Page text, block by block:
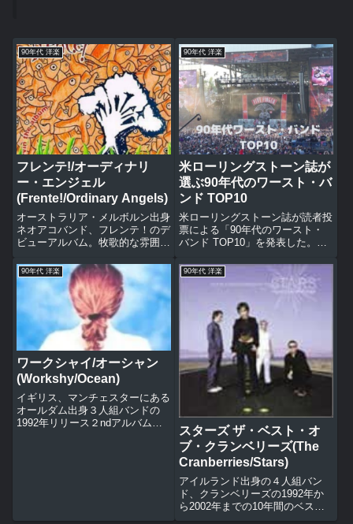
90年代 洋楽
フレンテ!/オーディナリ
ー・エンジェル
(Frente!/Ordinary Angels)
オーストラリア・メルボルン出身
ネオアコバンド、フレンテ！のデ
ビューアルバム。牧歌的な雰囲気
レセンスが光るアコースティック
でかわいくオシャレな1枚。収録
曲ガールレイバー・オブ・ラヴオ
ーディナリー・エンジェルロン
リ...
90年代 洋楽
米ローリングストーン誌が
選ぶ90年代のワースト・バ
ンド TOP10
米ローリングストーン誌が読者投
票による「90年代のワースト・
バンド TOP10」を発表した。読
結果だろうけど、このランキング
に入ったバンドを全て知っている
人が日本に果たしてどれだけいる
だろうか？ジャンルもバラバ...
90年代 洋楽
ワークシャイ/オーシャン
(Workshy/Ocean)
イギリス、マンチェスターにある
オールダム出身３人組バンドの
1992年リリース２ndアルバム。
90年代 洋楽
スターズ ザ・ベスト・オ
ブ・クランベリーズ(The
Cranberries/Stars)
アイルランド出身の４人組バン
ド、クランベリーズの1992年か
ら2002年までの10年間のベス
ト。シンプルな演奏とドロレスの